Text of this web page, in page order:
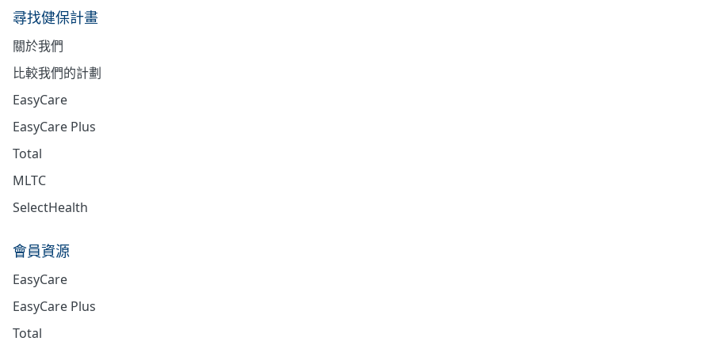
尋找健保計畫
關於我們
比較我們的計劃
EasyCare
EasyCare Plus
Total
MLTC
SelectHealth
會員資源
EasyCare
EasyCare Plus
Total